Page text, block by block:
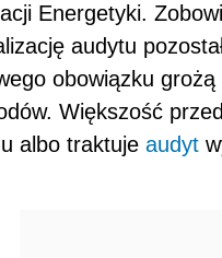
Energetyki.
audytu
obowiązku
Większość
albo traktuje audyt